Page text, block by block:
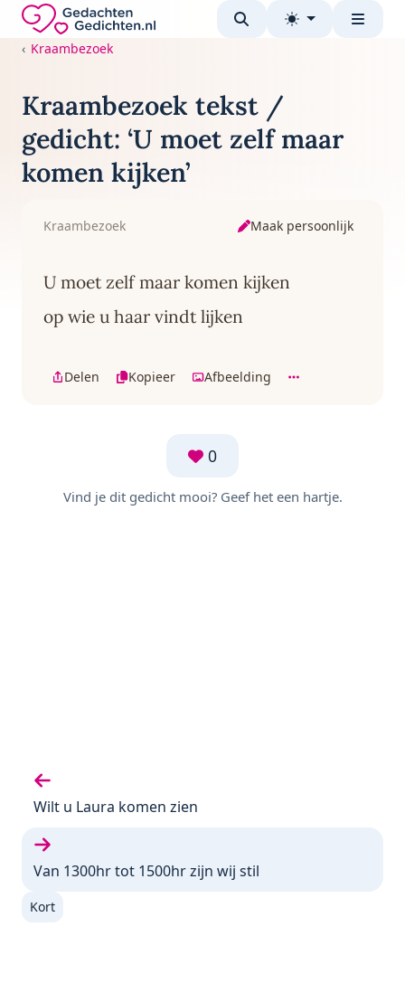
Direct naar de inhoud
Gedachten-Gedichten.nl — naar de homepage
Kraambezoek
Kraambezoek tekst /
gedicht: ‘U moet zelf maar
komen kijken’
Kraambezoek Maak persoonlijk
U moet zelf maar komen kijken
op wie u haar vindt lijken
Delen Kopieer Afbeelding
0
Vind je dit gedicht mooi? Geef het een hartje.
Vorige gedicht:
Wilt u Laura komen zien
Volgende gedicht:
Van 1300hr tot 1500hr zijn wij stil
Kort